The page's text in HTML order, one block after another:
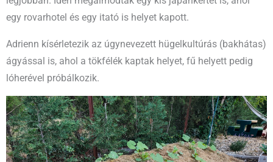
egy rovarhotel és egy itató is helyet kapott.
Adrienn kísérletezik az úgynevezett hügelkultúrás (bakhátas)
ágyással is, ahol a tökfélék kaptak helyet, fű helyett pedig
lóherével próbálkozik.